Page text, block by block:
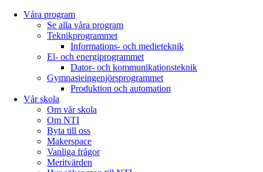
Våra program
Se alla våra program
Teknikprogrammet
Informations- och medieteknik
El- och energiprogrammet
Dator- och kommunikationsteknik
Gymnasieingenjörsprogrammet
Produktion och automation
Vår skola
Om vår skola
Om NTI
Byta till oss
Makerspace
Vanliga frågor
Meritvärden